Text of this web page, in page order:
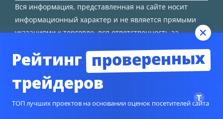
Вся информация, представленная на сайте носит
информационный характер и не является прямыми
указаниями к торговле, вся ответственность за
Рейтинг проверенных
трейдеров
ТОП лучших проектов на основании оценок посетителей сайта